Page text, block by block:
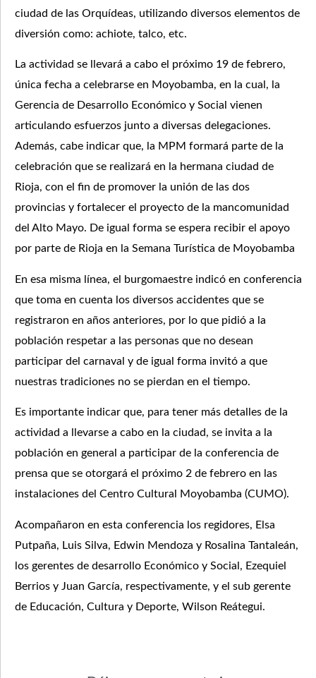
ciudad de las Orquídeas, utilizando diversos elementos de
diversión como: achiote, talco, etc.
La actividad se llevará a cabo el próximo 19 de febrero,
única fecha a celebrarse en Moyobamba, en la cual, la
Gerencia de Desarrollo Económico y Social vienen
articulando esfuerzos junto a diversas delegaciones.
Además, cabe indicar que, la MPM formará parte de la
celebración que se realizará en la hermana ciudad de
Rioja, con el fin de promover la unión de las dos
provincias y fortalecer el proyecto de la mancomunidad
del Alto Mayo. De igual forma se espera recibir el apoyo
por parte de Rioja en la Semana Turística de Moyobamba
En esa misma línea, el burgomaestre indicó en conferencia
que toma en cuenta los diversos accidentes que se
registraron en años anteriores, por lo que pidió a la
población respetar a las personas que no desean
participar del carnaval y de igual forma invitó a que
nuestras tradiciones no se pierdan en el tiempo.
Es importante indicar que, para tener más detalles de la
actividad a llevarse a cabo en la ciudad, se invita a la
población en general a participar de la conferencia de
prensa que se otorgará el próximo 2 de febrero en las
instalaciones del Centro Cultural Moyobamba (CUMO).
Acompañaron en esta conferencia los regidores, Elsa
Putpaña, Luis Silva, Edwin Mendoza y Rosalina Tantaleán,
los gerentes de desarrollo Económico y Social, Ezequiel
Berrios y Juan García, respectivamente, y el sub gerente
de Educación, Cultura y Deporte, Wilson Reátegui.